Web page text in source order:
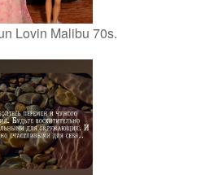
Lovin Malibu 70s.